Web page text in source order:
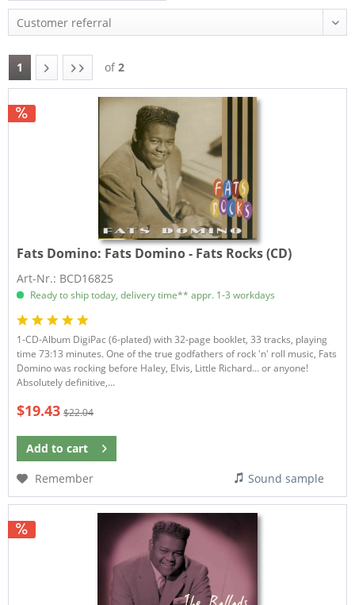
1 of2
Fats Domino: Fats Domino - Fats Rocks (CD)
Art-Nr.: BCD16825
Ready to ship today, delivery time** appr. 1-3 workdays
1-CD-Album DigiPac (6-plated) with 32-page booklet, 33 tracks, playing
time 73:13 minutes. One of the true godfathers of rock 'n' roll music, Fats
Domino was rocking before Haley, Elvis, Little Richard… or anyone!
Absolutely definitive,...
$19.43 $22.04
Add to cart
Remember
Sound sample